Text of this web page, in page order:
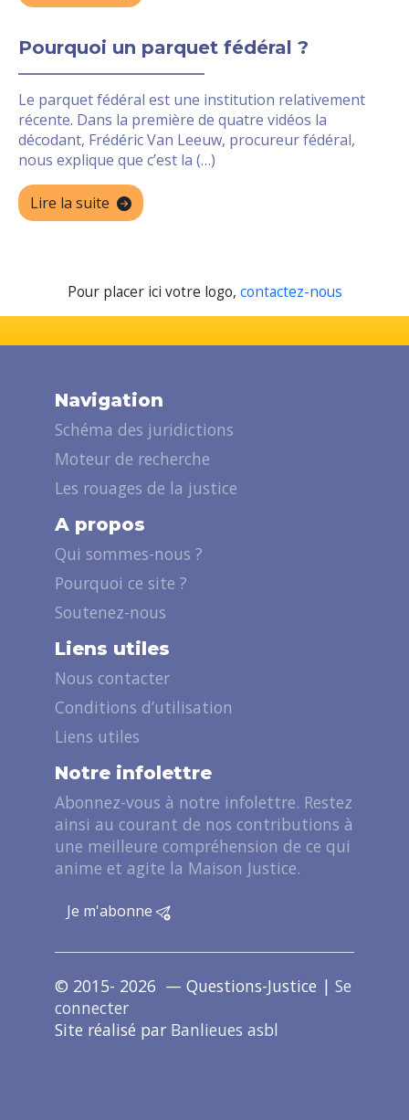
Pourquoi un parquet fédéral ?
Le parquet fédéral est une institution relativement
récente. Dans la première de quatre vidéos la
décodant, Frédéric Van Leeuw, procureur fédéral,
nous explique que c’est la (…)
Lire la suite
Pour placer ici votre logo, contactez-nous
Navigation
Schéma des juridictions
Moteur de recherche
Les rouages de la justice
A propos
Qui sommes-nous ?
Pourquoi ce site ?
Soutenez-nous
Liens utiles
Nous contacter
Conditions d’utilisation
Liens utiles
Notre infolettre
Abonnez-vous à notre infolettre. Restez
ainsi au courant de nos contributions à
une meilleure compréhension de ce qui
anime et agite la Maison Justice.
Je m'abonne
© 2015- 2026 — Questions-Justice | Se
connecter
Site réalisé par Banlieues asbl